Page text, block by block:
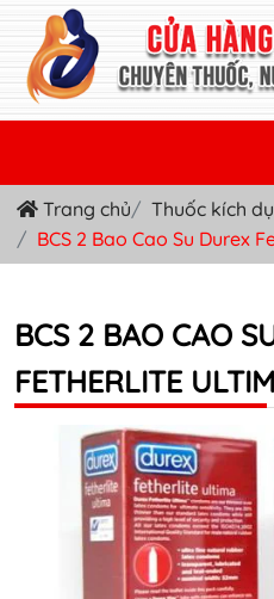
TRANG CHỦ
THUỐC KÍCH DỤC NỮ
THUỐC NƯỚC KÍCH DỤC NAM
THUỐC VIÊN KÍCH DỤC NAM
SẢN PHẨM KHÁC
TIN TỨC & BLOG
Trang chủ Thuốc kích
BCS 2 Bao Cao Su Durex
BCS 2 BAO CAO
FETHERLITE